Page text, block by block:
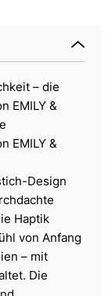
– die
EMILY &
EMILY &
Design
Haptik
von Anfang
– mit
Die